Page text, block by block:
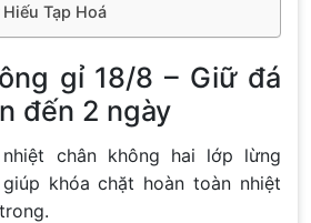
Tạp Hoá
gỉ 18/8 – Giữ đá
đến 2 ngày
chân không hai lớp lừng
khóa chặt hoàn toàn nhiệt